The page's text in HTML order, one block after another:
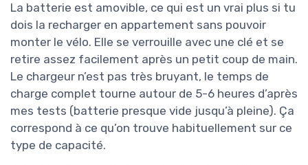
La batterie est amovible, ce qui est un vrai plus si tu
dois la recharger en appartement sans pouvoir
monter le vélo. Elle se verrouille avec une clé et se
retire assez facilement après un petit coup de main.
Le chargeur n’est pas très bruyant, le temps de
charge complet tourne autour de 5-6 heures d’après
mes tests (batterie presque vide jusqu’à pleine). Ça
correspond à ce qu’on trouve habituellement sur ce
type de capacité.